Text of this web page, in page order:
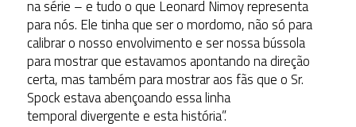
na série – e tudo o que Leonard Nimoy representa
para nós. Ele tinha que ser o mordomo, não só para
calibrar o nosso envolvimento e ser nossa bússola
para mostrar que estavamos apontando na direção
certa, mas também para mostrar aos fãs que o Sr.
Spock estava abençoando essa linha
temporal divergente e esta história”.